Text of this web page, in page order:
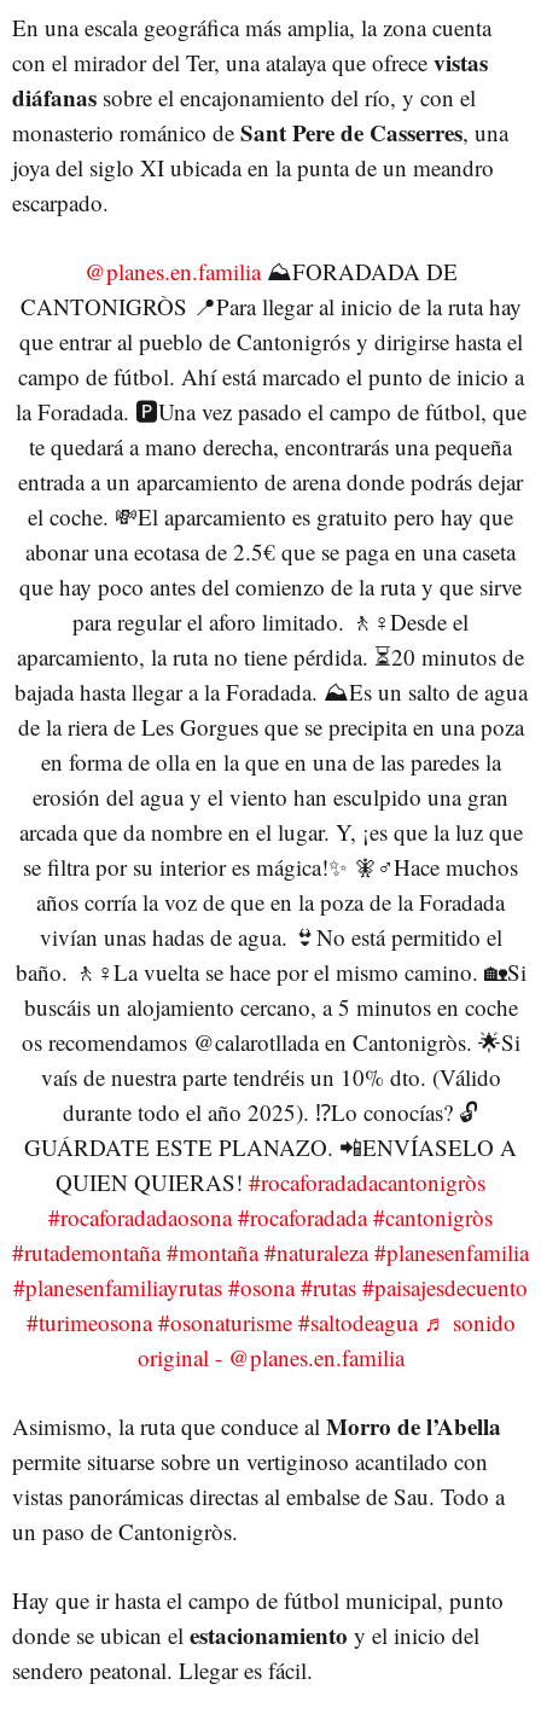
En una escala geográfica más amplia, la zona cuenta
con el mirador del Ter, una atalaya que ofrece vistas
diáfanas sobre el encajonamiento del río, y con el
monasterio románico de Sant Pere de Casserres, una
joya del siglo XI ubicada en la punta de un meandro
escarpado.
@planes.en.familia⛰️FORADADA DE
CANTONIGRÒS 📍Para llegar al inicio de la ruta hay
que entrar al pueblo de Cantonigrós y dirigirse hasta el
campo de fútbol. Ahí está marcado el punto de inicio a
la Foradada. 🅿️Una vez pasado el campo de fútbol, que
te quedará a mano derecha, encontrarás una pequeña
entrada a un aparcamiento de arena donde podrás dejar
el coche. 💸El aparcamiento es gratuito pero hay que
abonar una ecotasa de 2.5€ que se paga en una caseta
que hay poco antes del comienzo de la ruta y que sirve
para regular el aforo limitado. 🚶♀️Desde el
aparcamiento, la ruta no tiene pérdida. ⏳20 minutos de
bajada hasta llegar a la Foradada. ⛰️Es un salto de agua
de la riera de Les Gorgues que se precipita en una poza
en forma de olla en la que en una de las paredes la
erosión del agua y el viento han esculpido una gran
arcada que da nombre en el lugar. Y, ¡es que la luz que
se filtra por su interior es mágica!✨ 🧚♂️Hace muchos
años corría la voz de que en la poza de la Foradada
vivían unas hadas de agua. 👙No está permitido el
baño. 🚶♀️La vuelta se hace por el mismo camino. 🏡Si
buscáis un alojamiento cercano, a 5 minutos en coche
os recomendamos @calarotllada en Cantonigròs. 🌟Si
vaís de nuestra parte tendréis un 10% dto. (Válido
durante todo el año 2025). ⁉️Lo conocías? 🔓
GUÁRDATE ESTE PLANAZO. 📲ENVÍASELO A
QUIEN QUIERAS! #rocaforadadacantonigròs
#rocaforadadaosona #rocaforadada #cantonigròs
#rutademontaña #montaña #naturaleza #planesenfamilia
#planesenfamiliayrutas #osona #rutas #paisajesdecuento
#turimeosona #osonaturisme #saltodeagua ♬ sonido
original - @planes.en.familia
Asimismo, la ruta que conduce al Morro de l’Abella
permite situarse sobre un vertiginoso acantilado con
vistas panorámicas directas al embalse de Sau. Todo a
un paso de Cantonigròs.
Hay que ir hasta el campo de fútbol municipal, punto
donde se ubican el estacionamiento y el inicio del
sendero peatonal. Llegar es fácil.